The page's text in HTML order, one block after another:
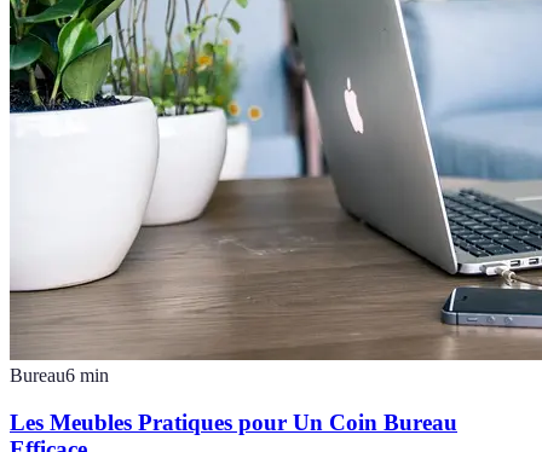
Bureau6 min
Les Meubles Pratiques pour Un Coin Bureau